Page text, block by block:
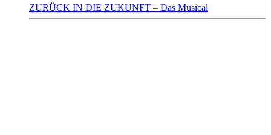
ZURÜCK IN DIE ZUKUNFT – Das Musical